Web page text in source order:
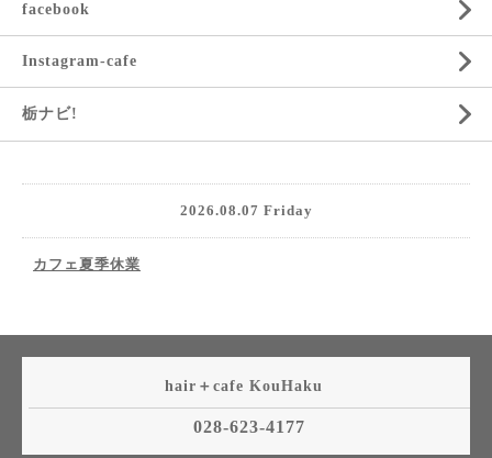
facebook
Instagram-cafe
栃ナビ!
2026.08.07 Friday
カフェ夏季休業
hair＋cafe KouHaku
028-623-4177